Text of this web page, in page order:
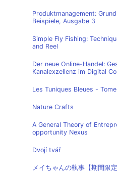
Produktmanagement:
Beispiele, Ausgabe 3
Simple Fly Fishing:
and Reel
Der neue Online-Handel:
Kanalexzellenz im Digital
Les Tuniques Bleues -
Nature Crafts
A General Theory of
opportunity Nexus
Dvojí tvář
メイちゃんの執事【期間限定